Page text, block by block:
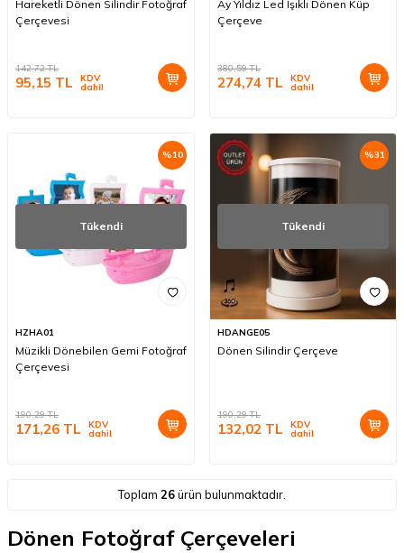
Hareketli Dönen Silindir Fotoğraf
Çerçevesi
142,72TL
95,15 TL KDV
dahil
Ay Yıldız Led Işıklı Dönen Küp
Çerçeve
380,59TL
274,74 TL KDV
dahil
%10
Tükendi
HZHA01
Müzikli Dönebilen Gemi Fotoğraf
Çerçevesi
190,29TL
171,26 TL KDV
dahil
%31
Tükendi
HDANGE05
Dönen Silindir Çerçeve
190,29TL
132,02 TL KDV
dahil
Toplam 26ürün bulunmaktadır.
Dönen Fotoğraf Çerçeveleri